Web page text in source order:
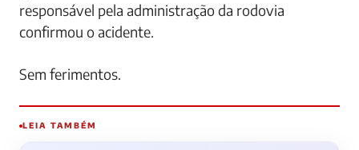
responsável pela administração da rodovia
confirmou o acidente.
Sem ferimentos.
LEIA TAMBÉM